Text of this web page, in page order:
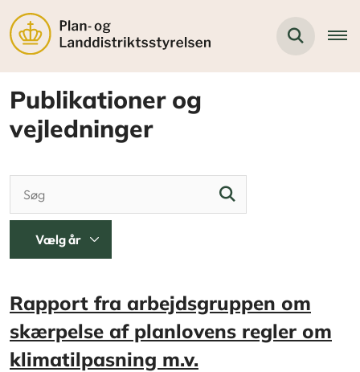
Publikationer og
vejledninger
Rapport fra arbejdsgruppen om
skærpelse af planlovens regler om
klimatilpasning m.v.